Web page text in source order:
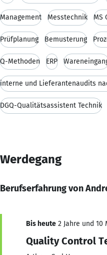
Management Messtechnik MS
Prüfplanung Bemusterung
Q-Methoden ERP
interne und Lieferantenaudits
DGQ-Qualitätsassistent Technik
Werdegang
Berufserfahrung von
Bis heute 2 Jahre und 10
Quality Control